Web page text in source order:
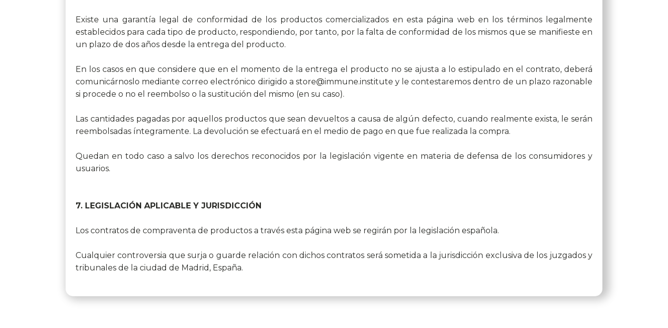
Existe una garantía legal de conformidad de los productos comercializados en esta página web en los términos legalmente
establecidos para cada tipo de producto, respondiendo, por tanto, por la falta de conformidad de los mismos que se manifieste en
un plazo de dos años desde la entrega del producto.
En los casos en que considere que en el momento de la entrega el producto no se ajusta a lo estipulado en el contrato, deberá
comunicárnoslo mediante correo electrónico dirigido a store@immune.institute y le contestaremos dentro de un plazo razonable
si procede o no el reembolso o la sustitución del mismo (en su caso).
Las cantidades pagadas por aquellos productos que sean devueltos a causa de algún defecto, cuando realmente exista, le serán
reembolsadas íntegramente. La devolución se efectuará en el medio de pago en que fue realizada la compra.
Quedan en todo caso a salvo los derechos reconocidos por la legislación vigente en materia de defensa de los consumidores y
usuarios.
7. LEGISLACIÓN APLICABLE Y JURISDICCIÓN
Los contratos de compraventa de productos a través esta página web se regirán por la legislación española.
Cualquier controversia que surja o guarde relación con dichos contratos será sometida a la jurisdicción exclusiva de los juzgados y
tribunales de la ciudad de Madrid, España.